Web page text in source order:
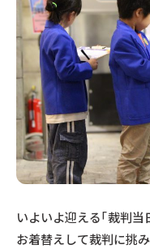
いよいよ迎える「裁判当
お着替えして裁判に挑